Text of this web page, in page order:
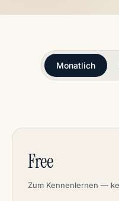
Monatlich
Free
Zum Kennenlernen —